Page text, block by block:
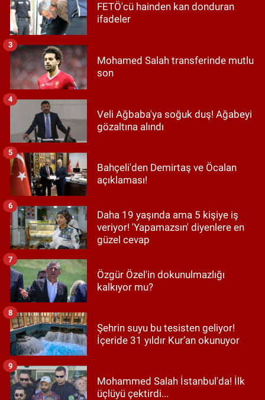
FETÖ'cü hainden kan donduran
ifadeler
Mohamed Salah transferinde mutlu
son
3
Veli Ağbaba'ya soğuk duş! Ağabeyi
gözaltına alındı
4
Bahçeli'den Demirtaş ve Öcalan
açıklaması!
5
Daha 19 yaşında ama 5 kişiye iş
veriyor! 'Yapamazsın' diyenlere en
güzel cevap
6
Özgür Özel'in dokunulmazlığı
kalkıyor mu?
7
Şehrin suyu bu tesisten geliyor!
İçeride 31 yıldır Kur’an okunuyor
8
Mohammed Salah İstanbul'da! İlk
üçlüyü çektirdi...
9